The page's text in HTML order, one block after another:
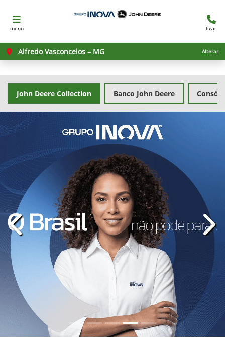
menu ligar
Alfredo Vasconcelos – MG Alterar
Banco John Deere
John Deere Collection
templates.template-